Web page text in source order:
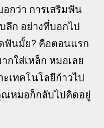
กว่า การเสริมฟัน
ลึก อย่างที่บอกไป
ฟันมั้ย? คือตอนแรก
กใส่เหล็ก หมอเลย
เทคโนโลยีก้าวไป
ณหมอก็กลับไปคิดอยู่